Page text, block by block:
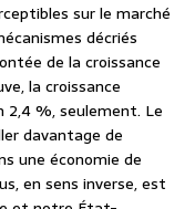
sur le marché
décriés
de la croissance
la croissance
2,4 %, seulement. Le
davantage de
une économie de
en sens inverse, est